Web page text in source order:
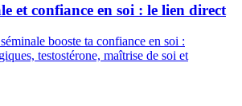
et confiance en soi : le lien direct
booste ta confiance en soi :
testostérone, maîtrise de soi et